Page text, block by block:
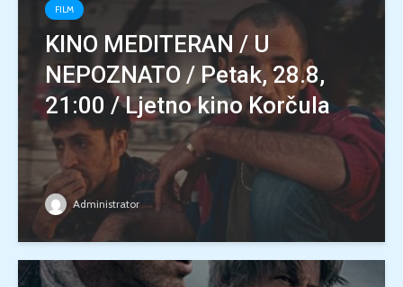
FILM
KINO MEDITERAN / U
NEPOZNATO / Petak, 28.8,
21:00 / Ljetno kino Korčula
Administrator